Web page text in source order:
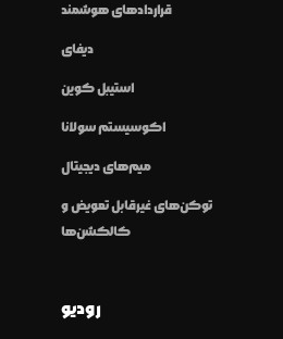
قراردادهای هوشمند
دیفای
استیبل کوین
اکوسیستم سولانا
میم‌های دیجیتال
توکن‌های غیرقابل تعویض و
کالکشن‌ها
رودیو